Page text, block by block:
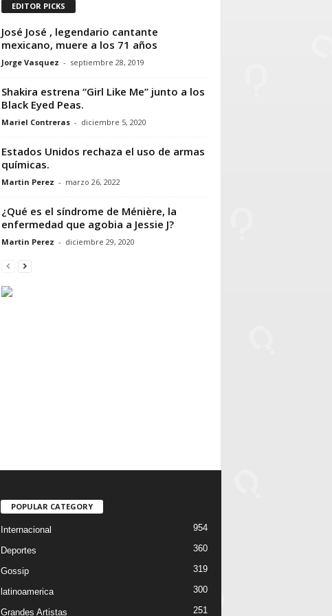
EDITOR PICKS
José José , legendario cantante
mexicano, muere a los 71 años
Jorge Vasquez - septiembre 28, 2019
Shakira estrena “Girl Like Me” junto a los
Black Eyed Peas.
Mariel Contreras - diciembre 5, 2020
Estados Unidos rechaza el uso de armas
químicas.
Martin Perez - marzo 26, 2022
¿Qué es el síndrome de Ménière, la
enfermedad que agobia a Jessie J?
Martin Perez - diciembre 29, 2020
POPULAR CATEGORY
Internacional 954
Deportes 360
Gossip 319
latinoamerica 300
Grandes Artistas 251